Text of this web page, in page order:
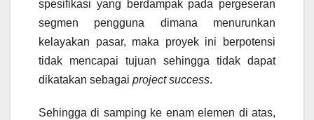
spesifikasi yang berdampak pada pergeseran
segmen pengguna dimana menurunkan
kelayakan pasar, maka proyek ini berpotensi
tidak mencapai tujuan sehingga tidak dapat
dikatakan sebagai project success.
Sehingga di samping ke enam elemen di atas,